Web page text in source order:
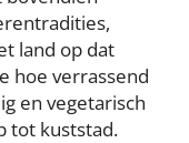
land op dat
hoe verrassend
en vegetarisch
tot kuststad.